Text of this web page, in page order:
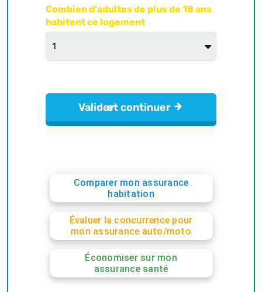
Comparer mon assurance
habitation
Évaluer la concurrence pour
mon assurance auto/moto
Économiser sur mon
assurance santé